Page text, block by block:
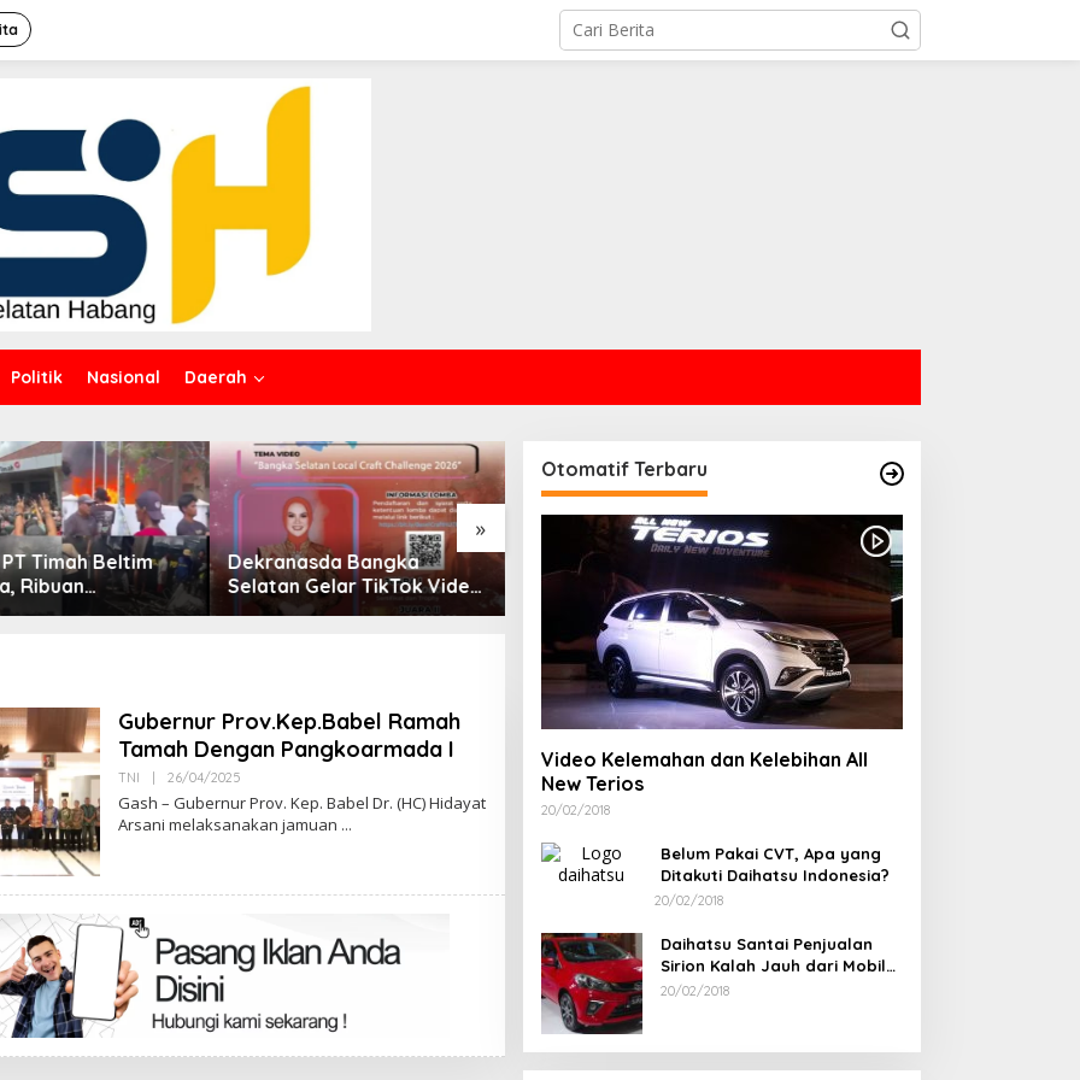
Politik Nasional Daerah
»
Bangka
Gelar TikTok Video
2026
Dalam Rangka HUT ke-50
PT TIMAH, Bulan Bakti di
Jakarta Hadirkan Khitanan
MIND ID dan PT TIMAH
Dampingi Siswa Pemali
Kejar Kampus Impian
Berdiri Sejak 1828
Kelenteng Kwan Ti Miau
Kaposang Rayakan Hari
Jadi, Acara Berlangsung
Meriah
Gubernur Prov.Kep.Babel Ramah
Tamah Dengan Pangkoarmada I
TNI 26/04/2025Oleh
Gash – Gubernur Prov. Kep. Babel Dr. (HC) Hidayat
Arsani melaksanakan jamuan
Otomatif Terbaru
Video Kelemahan dan Kelebihan All
New Terios
20/02/2018
Belum Pakai CVT, Apa yang
Ditakuti Daihatsu Indonesia?
20/02/2018
Daihatsu Santai Penjualan
Sirion Kalah Jauh dari Mobil
LCGC
20/02/2018